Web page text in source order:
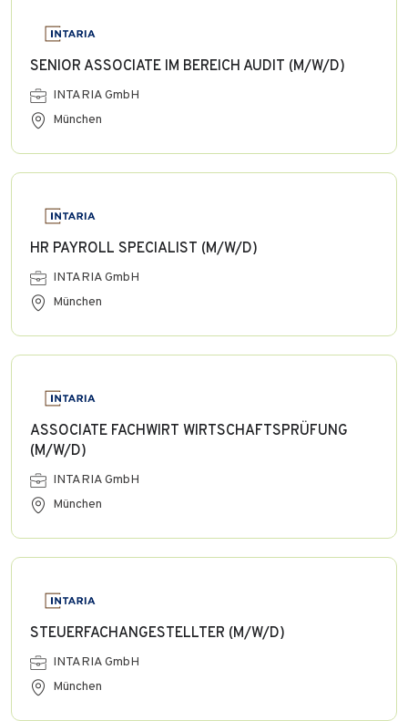
SENIOR ASSOCIATE IM BEREICH AUDIT (M/W/D)
INTARIA GmbH
München
HR PAYROLL SPECIALIST (M/W/D)
INTARIA GmbH
München
ASSOCIATE FACHWIRT WIRTSCHAFTSPRÜFUNG
(M/W/D)
INTARIA GmbH
München
STEUERFACHANGESTELLTER (M/W/D)
INTARIA GmbH
München